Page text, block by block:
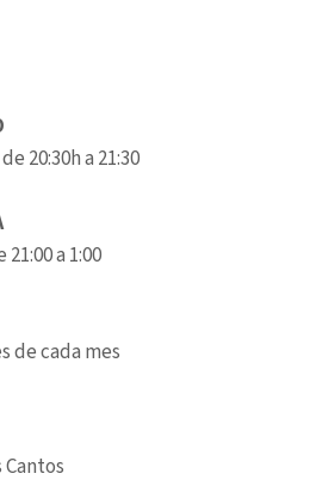
20:30h a 21:30
a 1:00
de cada mes